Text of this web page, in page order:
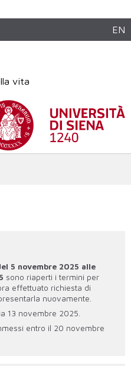
EN
vita
5 novembre 2025 alle
sono riaperti i termini per
effettuato richiesta di
nuovamente.
13 novembre 2025.
entro il 20 novembre